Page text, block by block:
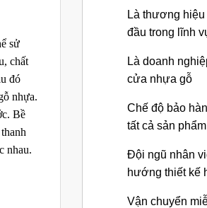
sử
chất
đó
nhựa.
Bề
nhau.
Là thương
đầu trong lĩnh
Là doanh
cửa nhựa gỗ
Chế độ bảo
tất cả sản phẩm
Đội ngũ nhân
hướng thiết kế
Vận chuyển